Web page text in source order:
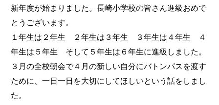
新年度が始まりました。長崎小学校の皆さん進級おめで
とうございます。
１年生は２年生 ２年生は３年生 ３年生は４年生 ４
年生は５年生 そして５年生は６年生に進級しました。
３月の全校朝会で４月の新しい自分にバトンパスを渡す
ために、一日一日を大切にしてほしいという話をしまし
た。